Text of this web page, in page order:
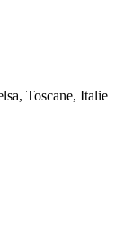
Toscane, Italie